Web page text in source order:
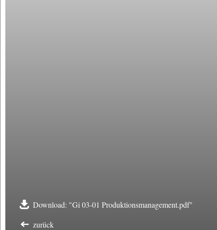
Download: "Gi 03-01 Produktionsmanagement.pdf"
zurück